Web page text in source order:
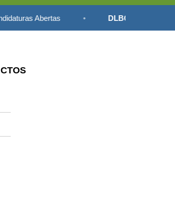
Abertas DLBC-R • PEPAC